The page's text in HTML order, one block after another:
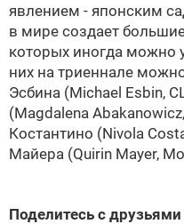
явлением - японским
в мире создает
которых иногда можно
них на триеннале
Эсбина (Michael Esbin,
(Magdalena
Костантино (Nivola
Майера (Quirin Mayer,
Поделитесь с друзьями